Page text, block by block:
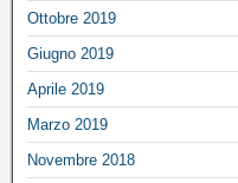
Ottobre 2019
Giugno 2019
Aprile 2019
Marzo 2019
Novembre 2018